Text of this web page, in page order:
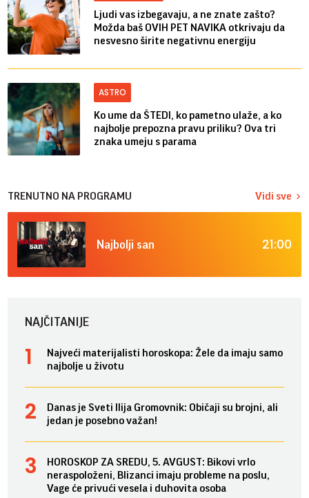
Ljudi vas izbegavaju, a ne znate zašto?
Možda baš OVIH PET NAVIKA otkrivaju da
nesvesno širite negativnu energiju
ASTRO
Ko ume da ŠTEDI, ko pametno ulaže, a ko
najbolje prepozna pravu priliku? Ova tri
znaka umeju s parama
TRENUTNO NA PROGRAMU Vidi sve
Najbolji san 21:00
NAJČITANIJE
Najveći materijalisti horoskopa: Žele da imaju samo
najbolje u životu
Danas je Sveti Ilija Gromovnik: Običaji su brojni, ali
jedan je posebno važan!
HOROSKOP ZA SREDU, 5. AVGUST: Bikovi vrlo
neraspoloženi, Blizanci imaju probleme na poslu,
Vage će privući vesela i duhovita osoba